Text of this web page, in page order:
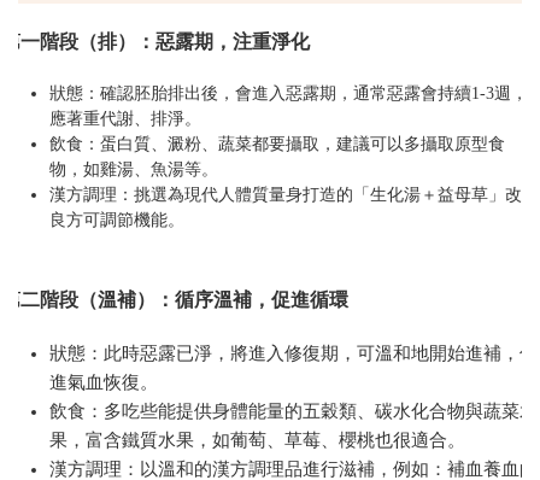
第一階段（排）：惡露期，注重淨化
狀態：確認胚胎排出後，會進入惡露期，通常惡露會持續1-3週，
應著重代謝、排淨。
飲食：蛋白質、澱粉、蔬菜都要攝取，建議可以多攝取原型食
物，如雞湯、魚湯等。
漢方調理：挑選為現代人體質量身打造的「生化湯＋益母草」改
良方可調節機能。
第二階段（溫補）：循序溫補，促進循環
狀態：此時惡露已淨，將進入修復期 ，可溫和地開始進補，促
進氣血恢復。
飲食：多吃些能提供身體能量的五穀類、碳水化合物與蔬菜水
果，富含鐵質水果，如葡萄、草莓、櫻桃也很適合。
漢方調理：以溫和的漢方調理品進行滋補，例如：補血養血的